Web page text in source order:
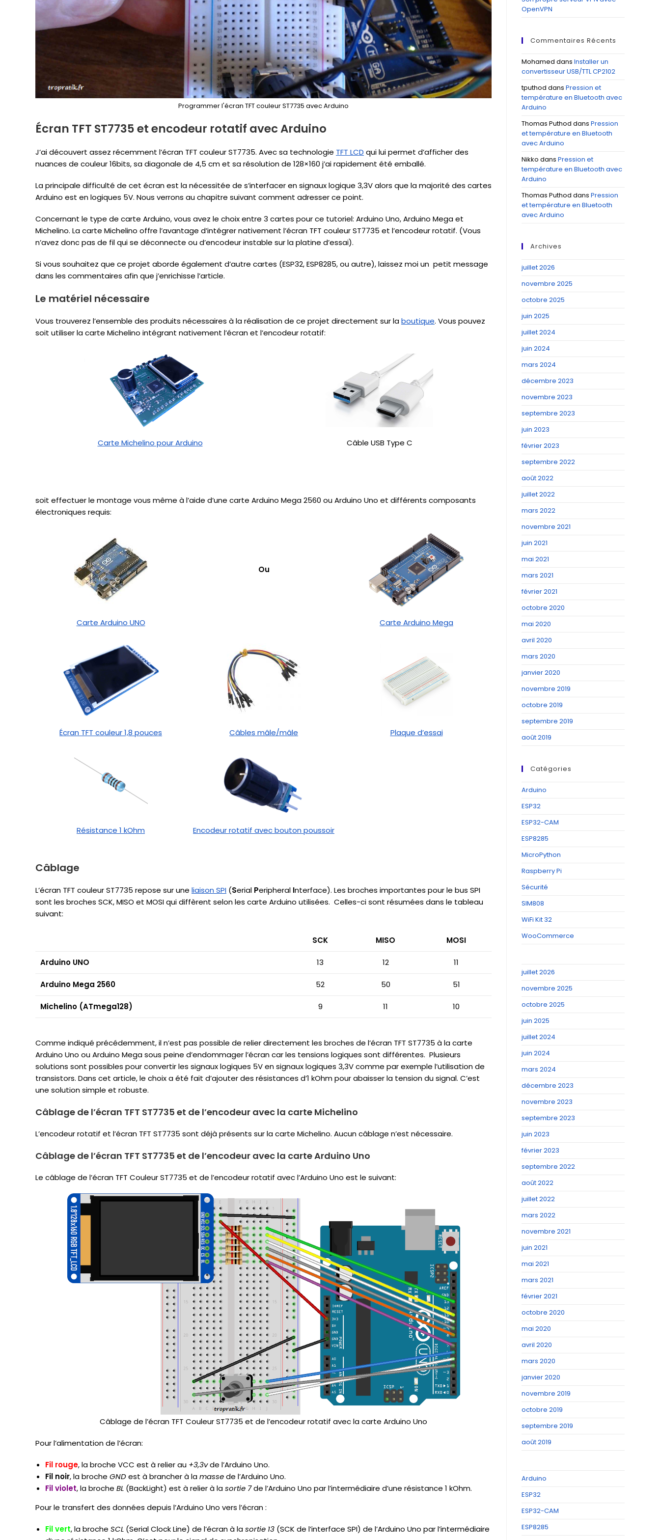
Programmer l'écran TFT couleur ST7735 avec Arduino
Écran TFT ST7735 et encodeur rotatif avec Arduino
J’ai découvert assez récemment l’écran TFT couleur ST7735. Avec sa technologie TFT LCD qui lui permet d’afficher des
nuances de couleur 16bits, sa diagonale de 4,5 cm et sa résolution de 128×160 j’ai rapidement été emballé.
La principale difficulté de cet écran est la nécessitée de s’interfacer en signaux logique 3,3V alors que la majorité des cartes
Arduino est en logiques 5V. Nous verrons au chapitre suivant comment adresser ce point.
Concernant le type de carte Arduino, vous avez le choix entre 3 cartes pour ce tutoriel: Arduino Uno, Arduino Mega et
Michelino. La carte Michelino offre l’avantage d’intégrer nativement l’écran TFT couleur ST7735 et l’encodeur rotatif. (Vous
n’avez donc pas de fil qui se déconnecte ou d’encodeur instable sur la platine d’essai).
Si vous souhaitez que ce projet aborde également d’autre cartes (ESP32, ESP8285, ou autre), laissez moi un petit message
dans les commentaires afin que j’enrichisse l’article.
Le matériel nécessaire
Vous trouverez l’ensemble des produits nécessaires à la réalisation de ce projet directement sur laboutique. Vous pouvez
soit utiliser la carte Michelino intégrant nativement l’écran et l’encodeur rotatif:
Carte Michelino pour Arduino Câble USB Type C
soit effectuer le montage vous même à l’aide d’une carte Arduino Mega 2560 ou Arduino Uno et différents composants
électroniques requis:
Ou
Carte Arduino UNO Carte Arduino Mega
Écran TFT couleur 1,8 pouces Câbles mâle/mâle Plaque d’essai
Résistance 1 kOhm Encodeur rotatif avec bouton poussoir
Câblage
L’écran TFT couleur ST7735 repose sur une liaison SPI (Serial Peripheral Interface). Les broches importantes pour le bus SPI
sont les broches SCK, MISO et MOSI qui diffèrent selon les carte Arduino utilisées. Celles-ci sont résumées dans le tableau
suivant:
SCK MISO MOSI
Arduino UNO 13 12 11
Arduino Mega 2560 52 50 51
Michelino (ATmega128) 9 11 10
Comme indiqué précédemment, il n’est pas possible de relier directement les broches de l’écran TFT ST7735 à la carte
Arduino Uno ou Arduino Mega sous peine d’endommager l’écran car les tensions logiques sont différentes. Plusieurs
solutions sont possibles pour convertir les signaux logiques 5V en signaux logiques 3,3V comme par exemple l’utilisation de
transistors. Dans cet article, le choix a été fait d’ajouter des résistances d’1 kOhm pour abaisser la tension du signal. C’est
une solution simple et robuste.
Câblage de l’écran TFT ST7735 et de l’encodeur avec la carte Michelino
L’encodeur rotatif et l’écran TFT ST7735 sont déjà présents sur la carte Michelino. Aucun câblage n’est nécessaire.
Câblage de l’écran TFT ST7735 et de l’encodeur avec la carte Arduino Uno
Le câblage de l’écran TFT Couleur ST7735 et de l’encodeur rotatif avec l’Arduino Uno est le suivant:
Câblage de l’écran TFT Couleur ST7735 et de l’encodeur rotatif avec la carte Arduino Uno
Pour l’alimentation de l’écran:
Fil rouge, la broche VCC est à relier au +3,3vde l’Arduino Uno.
Fil noir, la broche GNDest à brancher à lamassede l’Arduino Uno.
Fil violet, la broche BL (BackLight) est à relier à lasortie 7de l’Arduino Uno par l’intermédiaire d’une résistance 1 kOhm.
Pour le transfert des données depuis l’Arduino Uno vers l’écran :
Fil vert, la broche SCL (Serial Clock Line) de l’écran à lasortie 13 (SCK de l’interface SPI) de l’Arduino Uno par l’intermédiaire
OpenVPN
Commentaires Récents
Mohamed dans Installer un
convertisseur USB/TTL CP2102
tputhod dans Pression et
température en Bluetooth avec
Arduino
Thomas Puthod dans Pression
et température en Bluetooth
avec Arduino
Nikko dans Pression et
température en Bluetooth avec
Arduino
Thomas Puthod dans Pression
et température en Bluetooth
avec Arduino
Archives
juillet 2026
novembre 2025
octobre 2025
juin 2025
juillet 2024
juin 2024
mars 2024
décembre 2023
novembre 2023
septembre 2023
juin 2023
février 2023
septembre 2022
août 2022
juillet 2022
mars 2022
novembre 2021
juin 2021
mai 2021
mars 2021
février 2021
octobre 2020
mai 2020
avril 2020
mars 2020
janvier 2020
novembre 2019
octobre 2019
septembre 2019
août 2019
Catégories
Arduino
ESP32
ESP32-CAM
ESP8285
MicroPython
Raspberry Pi
Sécurité
SIM808
WiFi Kit 32
WooCommerce
juillet 2026
novembre 2025
octobre 2025
juin 2025
juillet 2024
juin 2024
mars 2024
décembre 2023
novembre 2023
septembre 2023
juin 2023
février 2023
septembre 2022
août 2022
juillet 2022
mars 2022
novembre 2021
juin 2021
mai 2021
mars 2021
février 2021
octobre 2020
mai 2020
avril 2020
mars 2020
janvier 2020
novembre 2019
octobre 2019
septembre 2019
août 2019
Arduino
ESP32
ESP32-CAM
ESP8285